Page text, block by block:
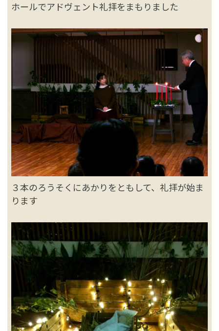
ホールでアドヴェント礼拝をまもりました
３本のろうそくにあかりをともして、礼拝が始ま
ります